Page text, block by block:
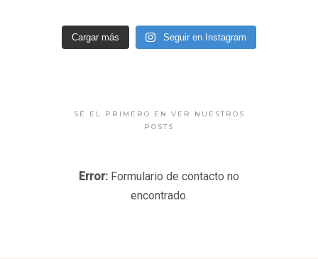
Cargar más Seguir en Instagram
SÉ EL PRIMERO EN VER NUESTROS
POSTS
Error: Formulario de contacto no
encontrado.